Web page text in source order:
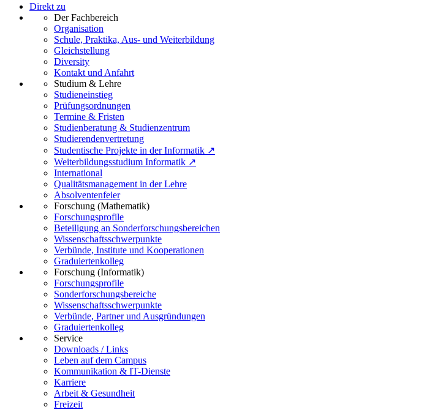
Direkt zu
Der Fachbereich
Organisation
Schule, Praktika, Aus- und Weiterbildung
Gleichstellung
Diversity
Kontakt und Anfahrt
Studium & Lehre
Studieneinstieg
Prüfungsordnungen
Termine & Fristen
Studienberatung & Studienzentrum
Studierendenvertretung
Studentische Projekte in der Informatik ↗
Weiterbildungsstudium Informatik ↗
International
Qualitätsmanagement in der Lehre
Absolventenfeier
Forschung (Mathematik)
Forschungsprofile
Beteiligung an Sonderforschungsbereichen
Wissenschaftsschwerpunkte
Verbünde, Institute und Kooperationen
Graduiertenkolleg
Forschung (Informatik)
Forschungsprofile
Sonderforschungsbereiche
Wissenschaftsschwerpunkte
Verbünde, Partner und Ausgründungen
Graduiertenkolleg
Service
Downloads / Links
Leben auf dem Campus
Kommunikation & IT-Dienste
Karriere
Arbeit & Gesundheit
Freizeit